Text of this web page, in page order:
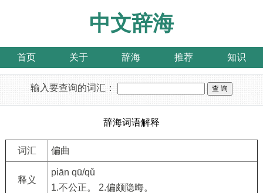
中文辞海
首页 关于 辞海 推荐 知识
输入要查询的词汇：
辞海词语解释
词汇 偏曲
释义
piān qū/qǔ
1.不公正。 2.偏颇隐晦。